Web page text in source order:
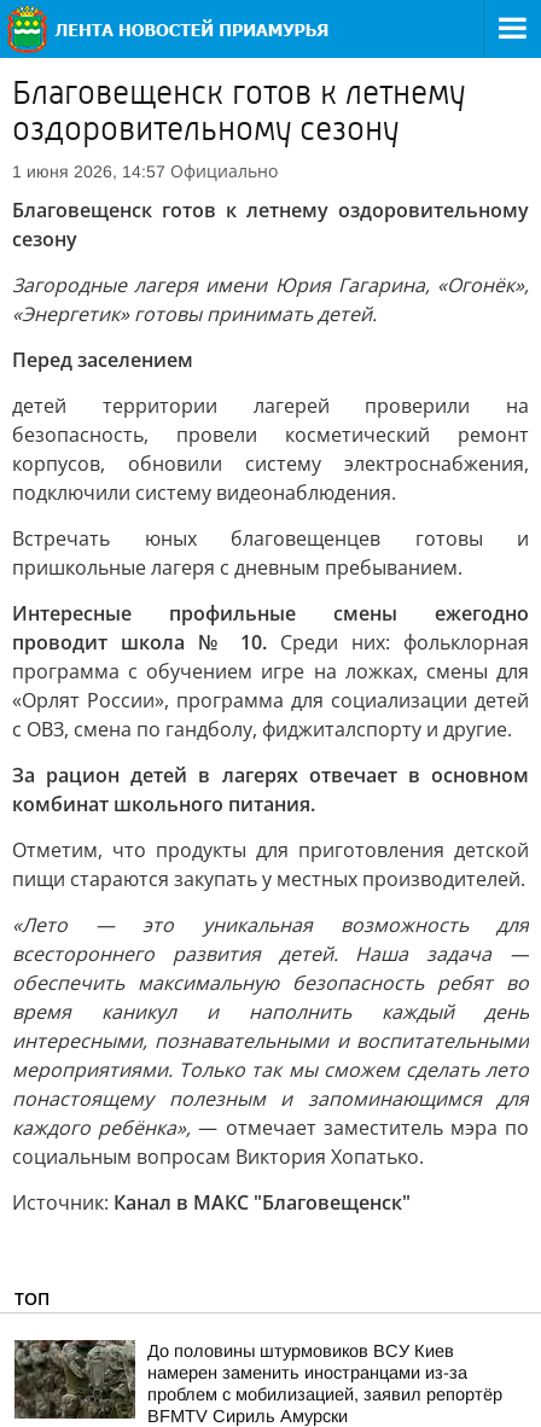
Благовещенск готов к летнему
оздоровительному сезону
1 июня 2026, 14:57 Официально
Благовещенск готов к летнему оздоровительному
сезону
Загородные лагеря имени Юрия Гагарина, «Огонёк»,
«Энергетик» готовы принимать детей.
Перед заселением
детей территории лагерей проверили на
безопасность, провели косметический ремонт
корпусов, обновили систему электроснабжения,
подключили систему видеонаблюдения.
Встречать юных благовещенцев готовы и
пришкольные лагеря с дневным пребыванием.
Интересные профильные смены ежегодно
проводит школа № 10.Среди них: фольклорная
программа с обучением игре на ложках, смены для
«Орлят России», программа для социализации детей
с ОВЗ, смена по гандболу, фиджиталспорту и другие.
За рацион детей в лагерях отвечает в основном
комбинат школьного питания.
Отметим, что продукты для приготовления детской
пищи стараются закупать у местных производителей.
«Лето — это уникальная возможность для
всестороннего развития детей. Наша задача —
обеспечить максимальную безопасность ребят во
время каникул и наполнить каждый день
интересными, познавательными и воспитательными
мероприятиями. Только так мы сможем сделать лето
понастоящему полезным и запоминающимся для
каждого ребёнка», — отмечает заместитель мэра по
социальным вопросам Виктория Хопатько.
Источник: Канал в МАКС "Благовещенск"
ТОП
До половины штурмовиков ВСУ Киев
намерен заменить иностранцами из-за
проблем с мобилизацией, заявил репортёр
BFMTV Сириль Амурски